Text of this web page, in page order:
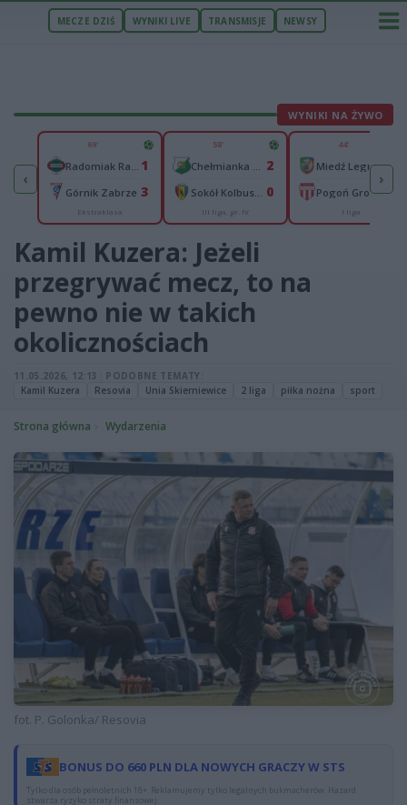
MECZE DZIŚ WYNIKI LIVE TRANSMISJE NEWSY
WYNIKI NA ŻYWO
‹
40
50
69'
1
Górnik Zabrze 3
Ekstraklasa
58'
2
0
III liga, gr. IV
44'
Miedź Legnica 0
Pogoń Grodzisk Mazowiecki1
I liga
›
Kamil Kuzera: Jeżeli
przegrywać mecz, to na
pewno nie w takich
okolicznościach
11.05.2026, 12:13
PODOBNE TEMATY:
Kamil Kuzera
Resovia Unia Skierniewice 2 liga piłka nożna sport
Strona główna Wydarzenia
fot. P. Golonka/ Resovia
BONUS DO 660 PLN DLA NOWYCH GRACZY W STS
Tylko dla osób pełnoletnich 18+. Reklamujemy tylko legalnych bukmacherów. Hazard
stwarza ryzyko straty finansowej.